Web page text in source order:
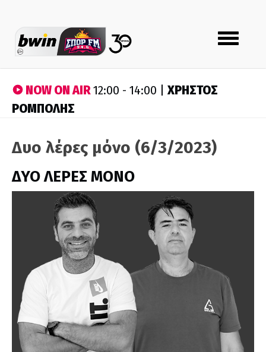
Toggle
navigation
NOW ON AIR12:00 - 14:00 | ΧΡΗΣΤΟΣ
ΡΟΜΠΟΛΗΣ
Δυο λέρες μόνο (6/3/2023)
ΔΥΟ ΛΕΡΕΣ ΜΟΝΟ